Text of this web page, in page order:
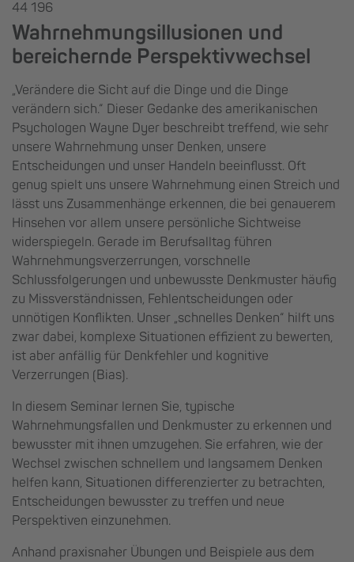
44 196
Wahrnehmungsillusionen und
bereichernde Perspektivwechsel
„Verändere die Sicht auf die Dinge und die Dinge
verändern sich.“ Dieser Gedanke des amerikanischen
Psychologen Wayne Dyer beschreibt treffend, wie sehr
unsere Wahrnehmung unser Denken, unsere
Entscheidungen und unser Handeln beeinflusst. Oft
genug spielt uns unsere Wahrnehmung einen Streich und
lässt uns Zusammenhänge erkennen, die bei genauerem
Hinsehen vor allem unsere persönliche Sichtweise
widerspiegeln. Gerade im Berufsalltag führen
Wahrnehmungsverzerrungen, vorschnelle
Schlussfolgerungen und unbewusste Denkmuster häufig
zu Missverständnissen, Fehlentscheidungen oder
unnötigen Konflikten. Unser „schnelles Denken“ hilft uns
zwar dabei, komplexe Situationen effizient zu bewerten,
ist aber anfällig für Denkfehler und kognitive
Verzerrungen (Bias).
In diesem Seminar lernen Sie, typische
Wahrnehmungsfallen und Denkmuster zu erkennen und
bewusster mit ihnen umzugehen. Sie erfahren, wie der
Wechsel zwischen schnellem und langsamem Denken
helfen kann, Situationen differenzierter zu betrachten,
Entscheidungen bewusster zu treffen und neue
Perspektiven einzunehmen.
Anhand praxisnaher Übungen und Beispiele aus dem